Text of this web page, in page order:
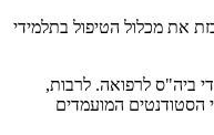
את מכלול הטיפול בתלמידי
ביה"ס לרפואה. לרבות,
הסטודנטים המועמדים